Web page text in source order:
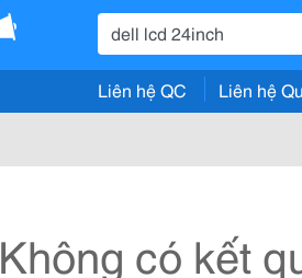
Liên hệ QC Liên hệ
Không có kết